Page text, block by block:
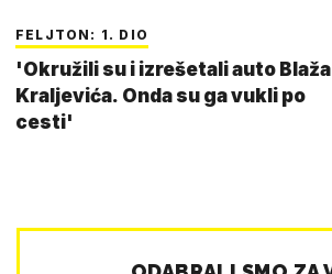
FELJTON: 1. DIO
'Okružili su i izrešetali auto Blaža
Kraljevića. Onda su ga vukli po
cesti'